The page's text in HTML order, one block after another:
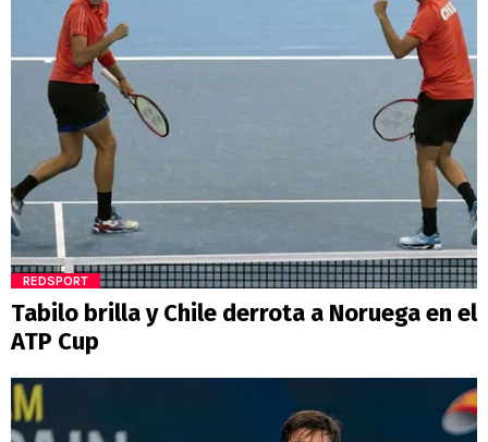
REDSPORT
Tabilo brilla y Chile derrota a Noruega en el
ATP Cup